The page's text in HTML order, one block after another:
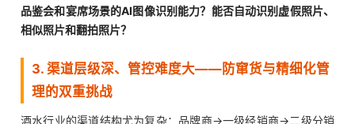
品鉴会和宴席场景的AI图像识别能力？能否自动识别虚假照片、
相似照片和翻拍照片？
3. 渠道层级深、管控难度大——防窜货与精细化管
理的双重挑战
酒水行业的渠道结构尤为复杂：品牌商→一级经销商→二级分销